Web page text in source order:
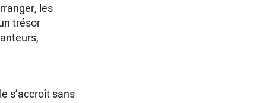
les
trésor
s’accroît sans